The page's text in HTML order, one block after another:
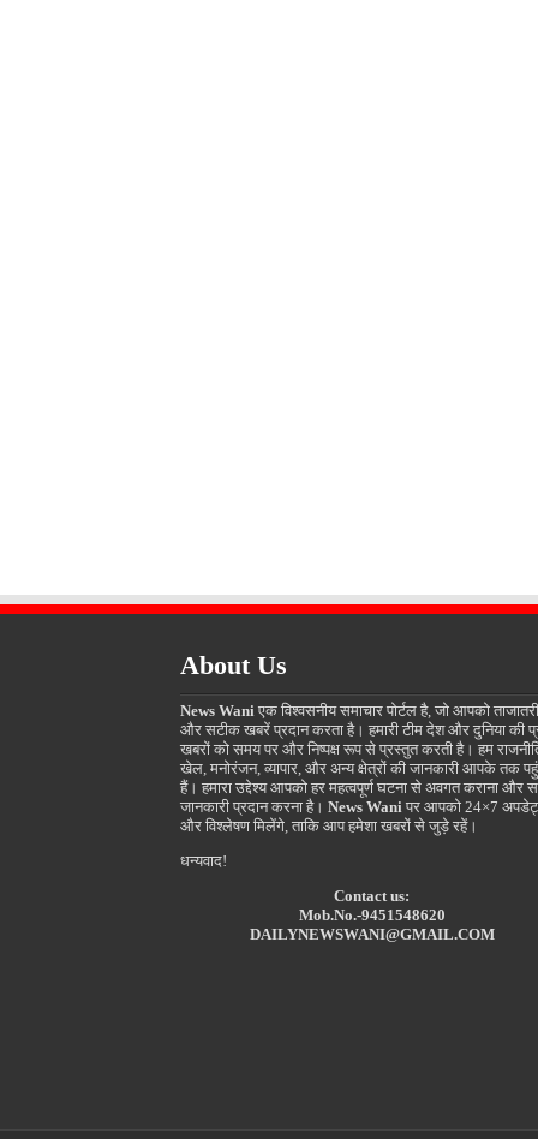
About Us
News Wani एक विश्वसनीय समाचार पोर्टल है, जो आपको
और सटीक खबरें प्रदान करता है। हमारी टीम देश और दुनिया की
खबरों को समय पर और निष्पक्ष रूप से प्रस्तुत करती है। हम
खेल, मनोरंजन, व्यापार, और अन्य क्षेत्रों की जानकारी आपके तक
हैं। हमारा उद्देश्य आपको हर महत्वपूर्ण घटना से अवगत कराना और
जानकारी प्रदान करना है। News Wani पर आपको 24×7
और विश्लेषण मिलेंगे, ताकि आप हमेशा खबरों से जुड़े रहें।
धन्यवाद!
Contact us:
Mob.No.-9451548620
DAILYNEWSWANI@GMAIL.COM